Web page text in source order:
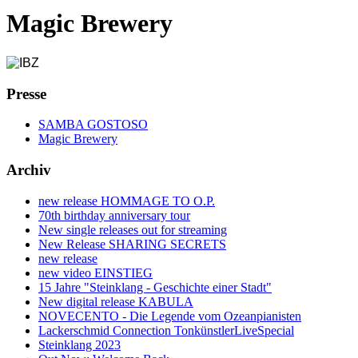
Magic Brewery
Presse
SAMBA GOSTOSO
Magic Brewery
Archiv
new release HOMMAGE TO O.P.
70th birthday anniversary tour
New single releases out for streaming
New Release SHARING SECRETS
new release
new video EINSTIEG
15 Jahre "Steinklang - Geschichte einer Stadt"
New digital release KABULA
NOVECENTO - Die Legende vom Ozeanpianisten
Lackerschmid Connection TonkünstlerLiveSpecial
Steinklang 2023